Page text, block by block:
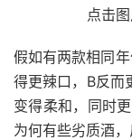
点击
假如有两款相同
得更辣口，B反而
变得柔和，同时
为何有些劣质酒，